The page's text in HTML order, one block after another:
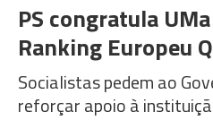
PS congratula
Ranking Europeu
Socialistas pedem ao
reforçar apoio à